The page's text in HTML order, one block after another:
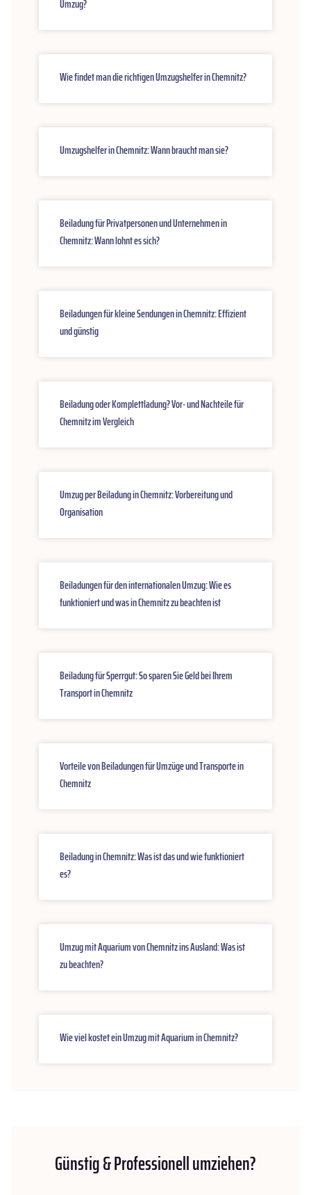
Umzug?
Wie findet man die richtigen Umzugshelfer in Chemnitz?
Umzugshelfer in Chemnitz: Wann braucht man sie?
Beiladung für Privatpersonen und Unternehmen in
Chemnitz: Wann lohnt es sich?
Beiladungen für kleine Sendungen in Chemnitz: Effizient
und günstig
Beiladung oder Komplettladung? Vor- und Nachteile für
Chemnitz im Vergleich
Umzug per Beiladung in Chemnitz: Vorbereitung und
Organisation
Beiladungen für den internationalen Umzug: Wie es
funktioniert und was in Chemnitz zu beachten ist
Beiladung für Sperrgut: So sparen Sie Geld bei Ihrem
Transport in Chemnitz
Vorteile von Beiladungen für Umzüge und Transporte in
Chemnitz
Beiladung in Chemnitz: Was ist das und wie funktioniert
es?
Umzug mit Aquarium von Chemnitz ins Ausland: Was ist
zu beachten?
Wie viel kostet ein Umzug mit Aquarium in Chemnitz?
Günstig & Professionell umziehen?